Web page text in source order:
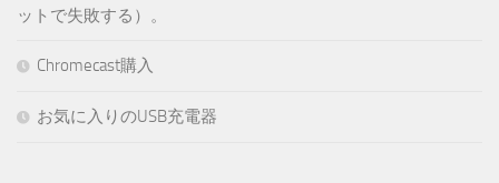
ットで失敗する）。
Chromecast購入
お気に入りのUSB充電器